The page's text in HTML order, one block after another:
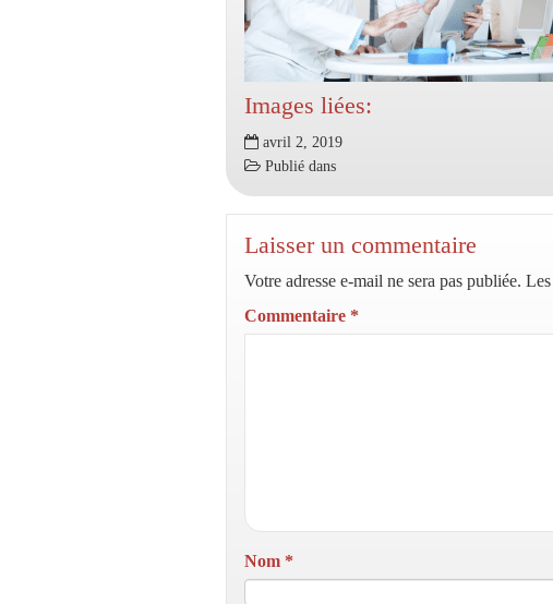
Images liées:
avril 2, 2019
Publié dans
Laisser un commentaire
Votre adresse e-mail ne sera pas publiée.
Commentaire *
Nom *